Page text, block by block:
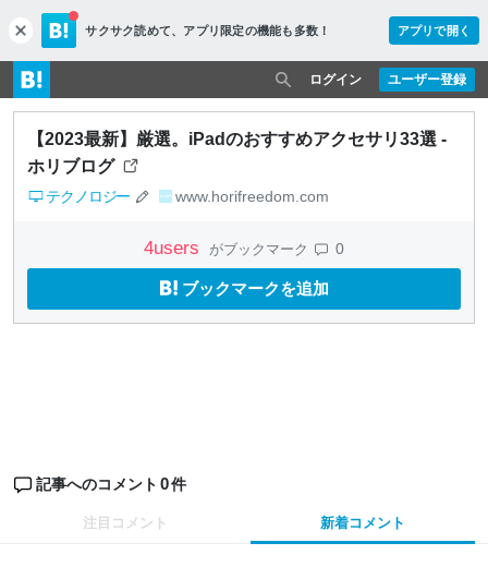
c
l
o
s
e
サクサク読めて、 アプリ限定の機能も多数！ アプリで開く
ユーザー登録
ログイン
【2023最新】厳選。iPadのおすすめアクセサリ33選 -
ホリブログ
テクノロジー www.horifreedom.com
4users がブックマーク 0
ブックマークを追加
記事へのコメント 0件
注目コメント 新着コメント